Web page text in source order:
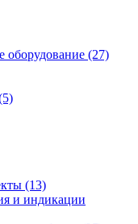
оборудование (27)
(13)
и индикации